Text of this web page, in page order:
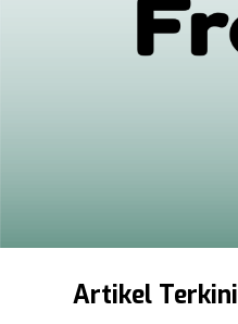
Artikel Terkini